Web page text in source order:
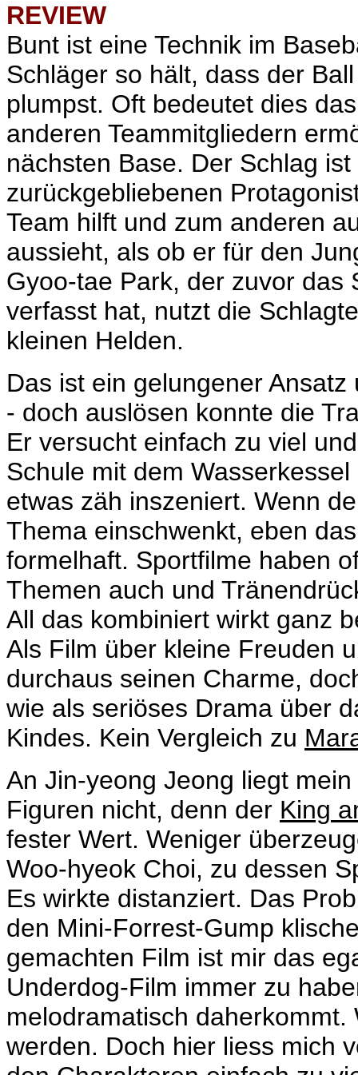
REVIEW
Bunt ist eine Technik im
Schläger so hält, dass der
plumpst. Oft bedeutet dies
anderen Teammitgliedern
nächsten Base. Der Schlag
zurückgebliebenen
Team hilft und zum anderen
aussieht, als ob er für den
Gyoo-tae Park, der zuvor
verfasst hat, nutzt die
kleinen Helden.
Das ist ein gelungener
- doch auslösen konnte die
Er versucht einfach zu viel
Schule mit dem
etwas zäh inszeniert. Wenn
Thema einschwenkt, eben
formelhaft. Sportfilme haben
Themen auch und
All das kombiniert wirkt ganz
Als Film über kleine Freuden
durchaus seinen Charme,
wie als seriöses Drama über
Kindes. Kein Vergleich zu
An Jin-yeong Jeong liegt
Figuren nicht, denn der King
fester Wert. Weniger
Woo-hyeok Choi, zu dessen
Es wirkte distanziert. Das
den Mini-Forrest-Gump
gemachten Film ist mir das
Underdog-Film immer zu
melodramatisch
werden. Doch hier liess mich